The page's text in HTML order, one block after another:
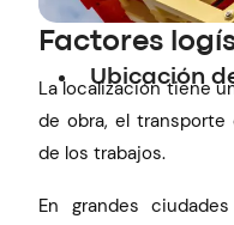
Factores
Ubicación
La localización tiene
de obra, el transporte
de los trabajos.
En grandes